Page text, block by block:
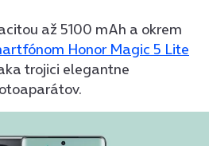
až 5100 mAh a okrem
Honor Magic 5 Lite
trojici elegantne